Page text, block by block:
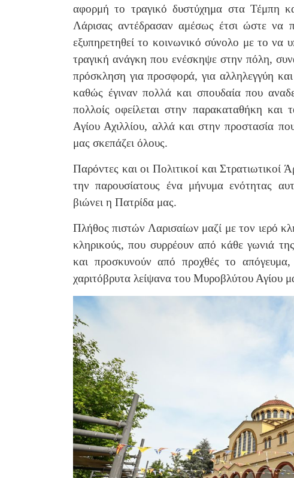
αφορμή το τραγικό δυστύχημα στα Τέμπη
Λάρισας αντέδρασαν αμέσως έτσι ώστε να
εξυπηρετηθεί το κοινωνικό σύνολο με το να
τραγική ανάγκη που ενέσκηψε στην πόλη,
πρόσκληση για προσφορά, για αλληλεγγύη
καθώς έγιναν πολλά και σπουδαία που
πολλοίς οφείλεται στην παρακαταθήκη
Αγίου Αχιλλίου, αλλά και στην προστασία
μας σκεπάζει όλους.
Παρόντες και οι Πολιτικοί και
την παρουσίατους ένα μήνυμα ενότητας
βιώνει η Πατρίδα μας.
Πλήθος πιστών Λαρισαίων μαζί με τον ιερό
κληρικούς, που συρρέουν από κάθε γωνιά
και προσκυνούν από προχθές το
χαριτόβρυτα λείψανα του Μυροβλύτου Αγίου